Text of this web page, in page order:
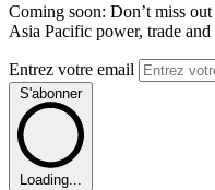
Coming soon: Don’t miss
Asia Pacific power, trade and
Entrez votre email
S'abonner
Loading...